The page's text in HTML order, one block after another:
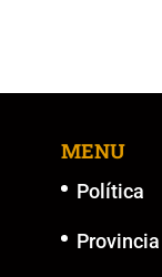
MENU
Política
Provincia